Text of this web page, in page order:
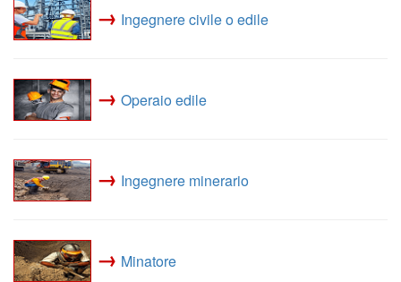
→ Ingegnere civile o edile
→ Operaio edile
→ Ingegnere minerario
→ Minatore